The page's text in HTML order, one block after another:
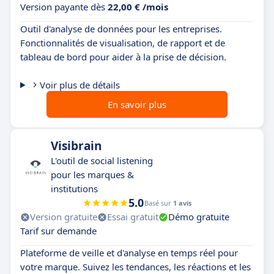
Version payante dès 22,00 € /mois
Outil d'analyse de données pour les entreprises.
Fonctionnalités de visualisation, de rapport et de
tableau de bord pour aider à la prise de décision.
Voir plus de détails
En savoir plus
Visibrain
L'outil de social listening
pour les marques &
institutions
5.0Basé sur 1 avis
Version gratuite Essai gratuit
Démo gratuite
Tarif sur demande
Plateforme de veille et d'analyse en temps réel pour
votre marque. Suivez les tendances, les réactions et les